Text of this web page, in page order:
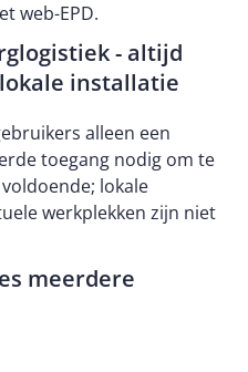
web-EPD.
- altijd
installatie
alleen een
toegang nodig om te
lokale
werkplekken zijn niet
meerdere